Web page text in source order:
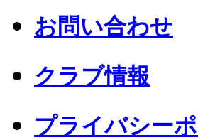
お問い合わせ
クラブ情報
プライバシー